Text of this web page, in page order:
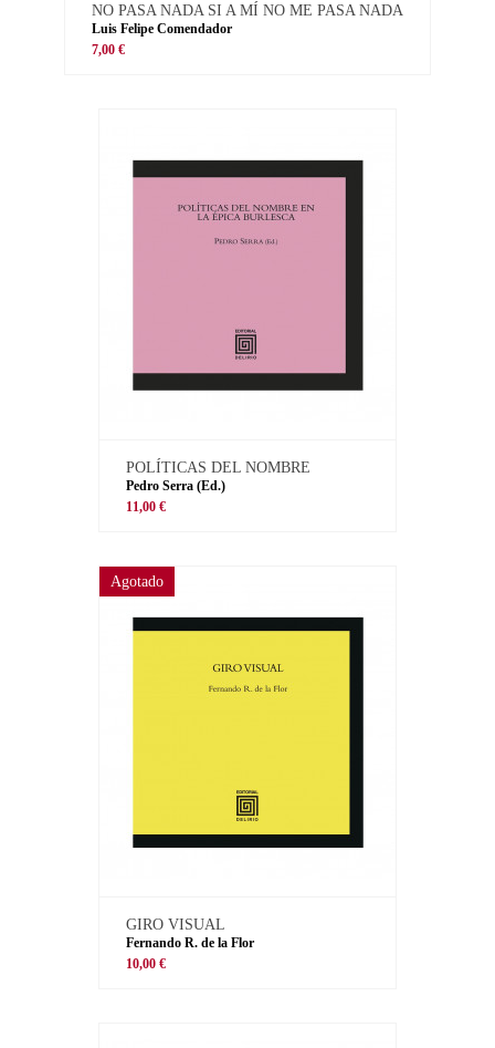
NO PASA NADA SI A MÍ NO ME PASA NADA
Luis Felipe Comendador
7,00 €
POLÍTICAS DEL NOMBRE
Pedro Serra (Ed.)
11,00 €
Agotado
GIRO VISUAL
Fernando R. de la Flor
10,00 €